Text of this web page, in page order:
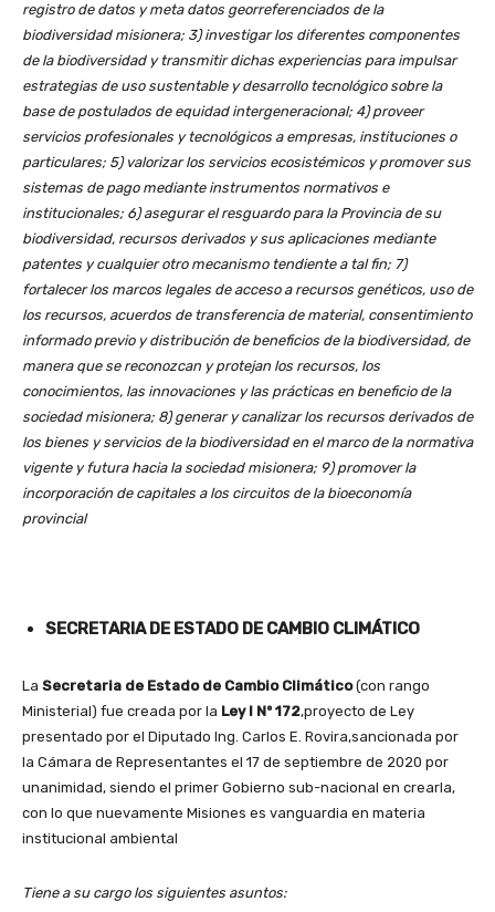
registro de datos y meta datos georreferenciados de la
biodiversidad misionera; 3) investigar los diferentes componentes
de la biodiversidad y transmitir dichas experiencias para impulsar
estrategias de uso sustentable y desarrollo tecnológico sobre la
base de postulados de equidad intergeneracional; 4) proveer
servicios profesionales y tecnológicos a empresas, instituciones o
particulares; 5) valorizar los servicios ecosistémicos y promover sus
sistemas de pago mediante instrumentos normativos e
institucionales; 6) asegurar el resguardo para la Provincia de su
biodiversidad, recursos derivados y sus aplicaciones mediante
patentes y cualquier otro mecanismo tendiente a tal fin; 7)
fortalecer los marcos legales de acceso a recursos genéticos, uso de
los recursos, acuerdos de transferencia de material, consentimiento
informado previo y distribución de beneficios de la biodiversidad, de
manera que se reconozcan y protejan los recursos, los
conocimientos, las innovaciones y las prácticas en beneficio de la
sociedad misionera; 8) generar y canalizar los recursos derivados de
los bienes y servicios de la biodiversidad en el marco de la normativa
vigente y futura hacia la sociedad misionera; 9) promover la
incorporación de capitales a los circuitos de la bioeconomía
provincial
SECRETARIA DE ESTADO DE CAMBIO CLIMÁTICO
La Secretaria de Estado de Cambio Climático(con rango
Ministerial) fue creada por la Ley I Nº 172,proyecto de Ley
presentado por el Diputado Ing. Carlos E. Rovira,sancionada por
la Cámara de Representantes el 17 de septiembre de 2020 por
unanimidad, siendo el primer Gobierno sub-nacional en crearla,
con lo que nuevamente Misiones es vanguardia en materia
institucional ambiental
Tiene a su cargo los siguientes asuntos: